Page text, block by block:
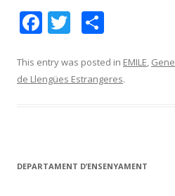
F
e
b
k
T
itt
er
m
p
ix
This entry was posted in EMILE,
de Llengües Estrangeres.
DEPARTAMENT D’ENSENYAMENT